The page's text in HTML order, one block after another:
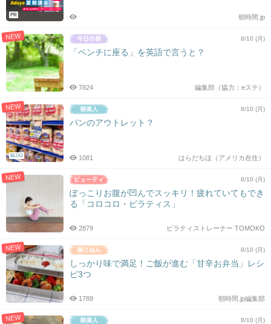
PR 朝時間.jp
NEW 8/10 (月)
「ベンチに座る」を英語で言うと？
編集部（協力：eステ）
7824
NEW
BLOG
8/10 (月)
パンのアウトレット？
はらだちほ（アメリカ在住）
1081
NEW 8/10 (月)
ぽっこりお腹が凹んでスッキリ！疲れていてもでき
る「コロコロ・ピラティス」
ピラティストレーナー TOMOKO
2879
NEW 8/10 (月)
しっかり味で満足！ご飯が進む「甘辛お弁当」レシ
ピ3つ
朝時間.jp編集部
1789
NEW 8/10 (月)